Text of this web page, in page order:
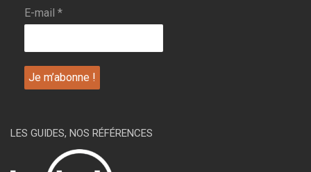
E-mail *
LES GUIDES, NOS RÉFÉRENCES